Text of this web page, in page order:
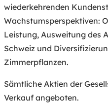
wiederkehrenden
Wachstumsperspektiven:
Leistung, Ausweitung des
Schweiz und
Zimmerpflanzen.
Sämtliche Aktien der
Verkauf angeboten.